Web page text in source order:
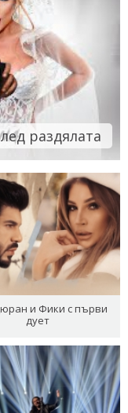
раздялата
и Фики с първи
дует